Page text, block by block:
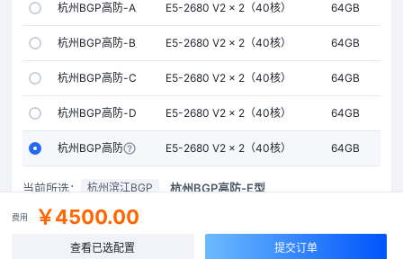
杭州BGP高防-A型 E5-2680 V2 × 2（40核） 64GB
杭州BGP高防-B型 E5-2680 V2 × 2（40核） 64GB
杭州BGP高防-C型 E5-2680 V2 × 2（40核） 64GB
杭州BGP高防-D型 E5-2680 V2 × 2（40核） 64GB
杭州BGP高防-E型 E5-2680 V2 × 2（40核） 64GB
当前所选： 杭州滨江BGP 杭州BGP高防-E型
费用 ￥4500.00
查看已选配置 提交订单